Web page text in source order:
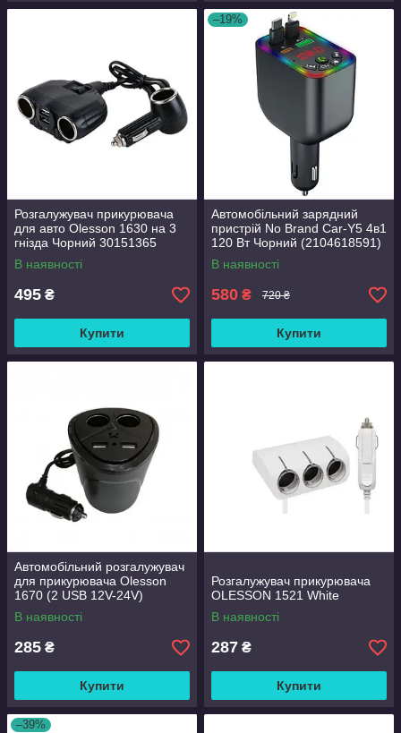
Розгалужувач прикурювача
для авто Olesson 1630 на 3
гнізда Чорний 30151365
В наявності
495 ₴
Купити
–19%
Автомобільний зарядний
пристрій No Brand Car-Y5 4в1
120 Вт Чорний (2104618591)
В наявності
580 ₴ 720 ₴
Купити
Автомобільний розгалужувач
для прикурювача Olesson
1670 (2 USB 12V-24V)
В наявності
285 ₴
Купити
Розгалужувач прикурювача
OLESSON 1521 White
В наявності
287 ₴
Купити
–39%